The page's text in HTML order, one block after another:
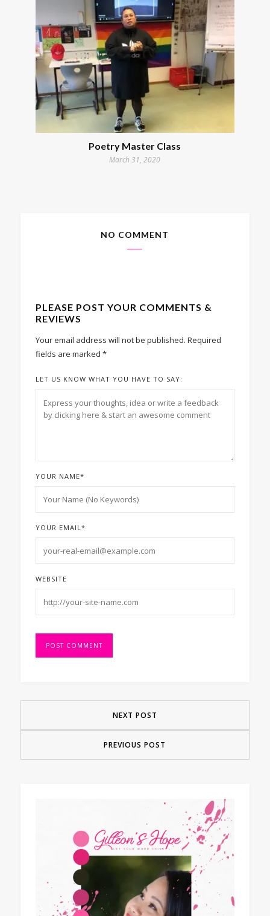
Poetry Master Class
March 31, 2020
NO COMMENT
PLEASE POST YOUR COMMENTS &
REVIEWS
Your email address will not be published. Required
fields are marked *
LET US KNOW WHAT YOU HAVE TO SAY:
YOUR NAME*
YOUR EMAIL *
WEBSITE
NEXT POST
PREVIOUS POST